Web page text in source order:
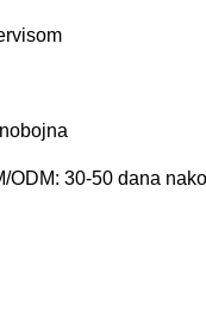
ODM: 30-50 dana